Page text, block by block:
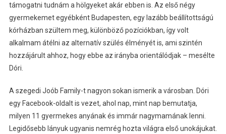
támogatni tudnám a hölgyeket akár ebben is. Az első négy
gyermekemet egyébként Budapesten, egy lazább beállítottságú
kórházban szültem meg, különböző pozíciókban, így volt
alkalmam átélni az alternatív szülés élményét is, ami szintén
hozzájárult ahhoz, hogy ebbe az irányba orientálódjak – mesélte
Dóri.
A szegedi Joób Family-t nagyon sokan ismerik a városban. Dóri
egy Facebook-oldalt is vezet, ahol nap, mint nap bemutatja,
milyen 11 gyermekes anyának és immár nagymamának lenni.
Legidősebb lányuk ugyanis nemrég hozta világra első unokájukat.